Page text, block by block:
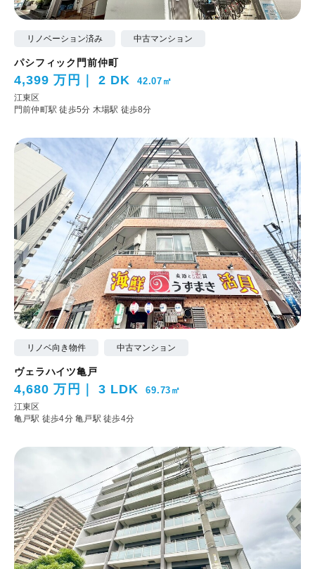
リノベーション済み 中古マンション
パシフィック門前仲町
4,399 万円 2 DK 42.07㎡
江東区
門前仲町駅 徒歩5分 木場駅 徒歩8分
リノベ向き物件 中古マンション
ヴェラハイツ亀戸
4,680 万円 3 LDK 69.73㎡
江東区
亀戸駅 徒歩4分亀戸駅 徒歩4分